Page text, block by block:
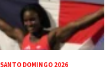
SANTO DOMINGO 2026